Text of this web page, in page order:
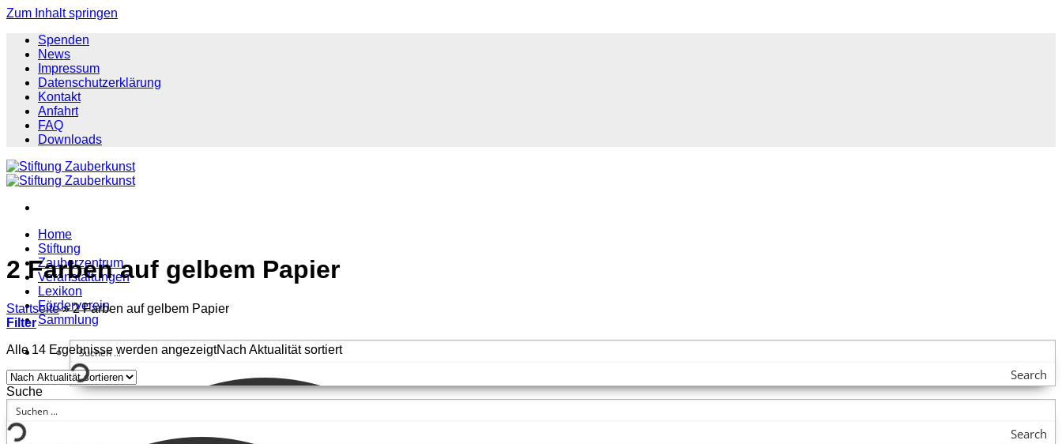
Zum Inhalt springen
Spenden
News
Impressum
Datenschutzerklärung
Kontakt
Anfahrt
FAQ
Downloads
Home
Stiftung
Zauberzentrum
Veranstaltungen
Lexikon
Förderverein
Sammlung
Search
2 Farben auf gelbem Papier
Startseite » 2 Farben auf gelbem Papier
Filter
Alle 14 Ergebnisse werden angezeigtNach Aktualität sortiert
Suche
Search